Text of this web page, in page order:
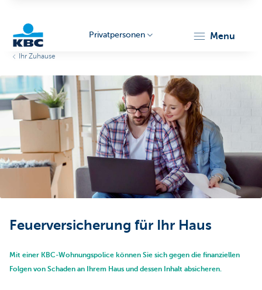
Particulieren
Privatpersonen menu
Ihr Zuhause
Feuerversicherung für Ihr Haus
Mit einer KBC-Wohnungspolice können Sie sich gegen die finanziellen
Folgen von Schaden an Ihrem Haus und dessen Inhalt absicheren.